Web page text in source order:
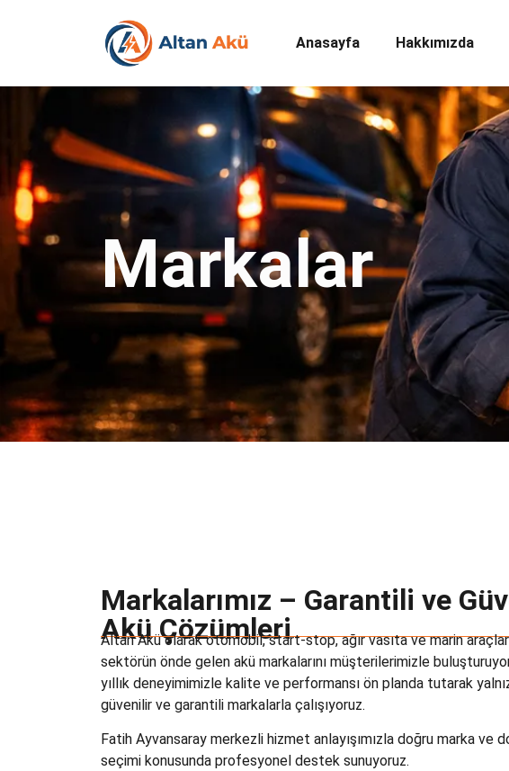
Anasayfa Hakkımızda
Markalar
Markalarımız – Garantili ve
Akü Çözümleri
Altan Akü olarak otomobil, start-stop, ağır vasıta ve marin
sektörün önde gelen akü markalarını müşterilerimizle
yıllık deneyimimizle kalite ve performansı ön planda tutarak
güvenilir ve garantili markalarla çalışıyoruz.
Fatih Ayvansaray merkezli hizmet anlayışımızla doğru marka ve
seçimi konusunda profesyonel destek sunuyoruz.